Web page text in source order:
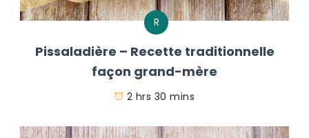
R
Pissaladière – Recette traditionnelle
façon grand-mère
2 hrs 30 mins